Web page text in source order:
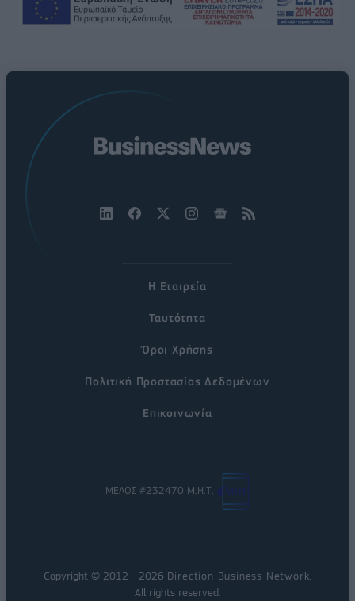
Η Εταιρεία
Ταυτότητα
Όροι Χρήσης
Πολιτική Προστασίας Δεδομένων
Επικοινωνία
ΜΕΛΟΣ #232470 Μ.Η.Τ.
Copyright © 2012 - 2026 Direction Business Network.
All rights reserved.